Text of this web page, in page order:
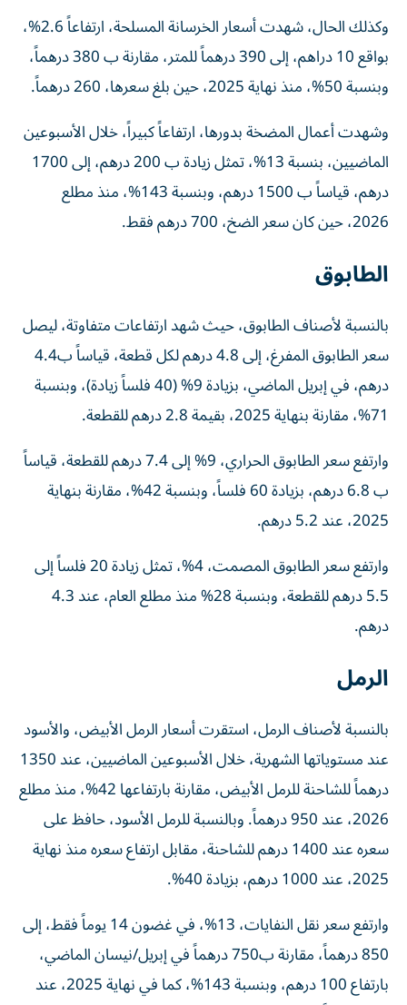
وكذلك الحال، شهدت أسعار الخرسانة المسلحة، ارتفاعاً 2.6%،
بواقع 10 دراهم، إلى 390 درهماً للمتر، مقارنة ب 380 درهماً،
وبنسبة 50%، منذ نهاية 2025، حين بلغ سعرها، 260 درهماً.
وشهدت أعمال المضخة بدورها، ارتفاعاً كبيراً، خلال الأسبوعين
الماضيين، بنسبة 13%، تمثل زيادة ب 200 درهم، إلى 1700
درهم، قياساً ب 1500 درهم، وبنسبة 143%، منذ مطلع
2026، حين كان سعر الضخ، 700 درهم فقط.
الطابوق
بالنسبة لأصناف الطابوق، حيث شهد ارتفاعات متفاوتة، ليصل
سعر الطابوق المفرغ، إلى 4.8 درهم لكل قطعة، قياساً ب4.4
درهم، في إبريل الماضي، بزيادة 9% (40 فلساً زيادة)، وبنسبة
71%، مقارنة بنهاية 2025، بقيمة 2.8 درهم للقطعة.
وارتفع سعر الطابوق الحراري، 9% إلى 7.4 درهم للقطعة، قياساً
ب 6.8 درهم، بزيادة 60 فلساً، وبنسبة 42%، مقارنة بنهاية
2025، عند 5.2 درهم.
وارتفع سعر الطابوق المصمت، 4%، تمثل زيادة 20 فلساً إلى
5.5 درهم للقطعة، وبنسبة 28% منذ مطلع العام، عند 4.3
درهم.
الرمل
بالنسبة لأصناف الرمل، استقرت أسعار الرمل الأبيض، والأسود
عند مستوياتها الشهرية، خلال الأسبوعين الماضيين، عند 1350
درهماً للشاحنة للرمل الأبيض، مقارنة بارتفاعها 42%، منذ مطلع
2026، عند 950 درهماً. وبالنسبة للرمل الأسود، حافظ على
سعره عند 1400 درهم للشاحنة، مقابل ارتفاع سعره منذ نهاية
2025، عند 1000 درهم، بزيادة 40%.
وارتفع سعر نقل النفايات، 13%، في غضون 14 يوماً فقط، إلى
850 درهماً، مقارنة ب750 درهماً في إبريل/نيسان الماضي،
بارتفاع 100 درهم، وبنسبة 143%، كما في نهاية 2025، عند